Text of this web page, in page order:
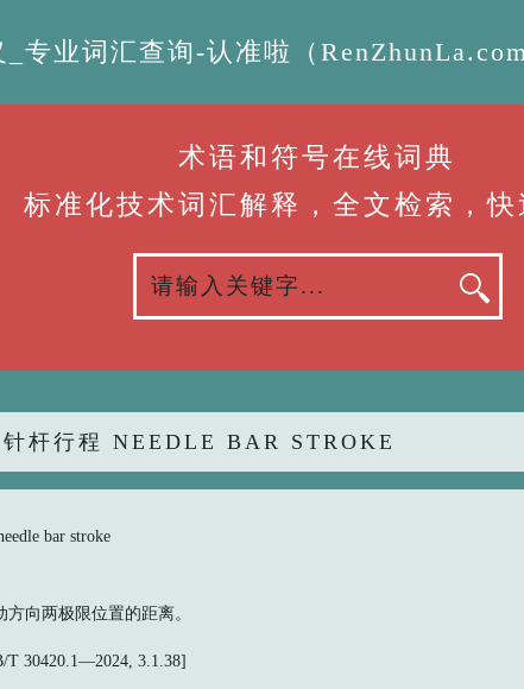
专业词汇查询-认准啦（RenZhunLa.com
术语和符号在线词典
标准化技术词汇解释，全文检索，快
杆行程 NEEDLE BAR STROKE
bar stroke
方向两极限位置的距离。
T 30420.1—2024, 3.1.38]